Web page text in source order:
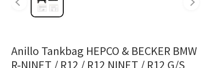
Anillo Tankbag HEPCO & BECKER BMW
R-NINET / R12 / R12 NINET / R12 G/S